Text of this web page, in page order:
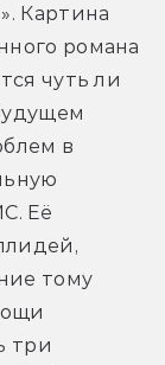
Картина
романа
чуть ли
в
Её
тому
три